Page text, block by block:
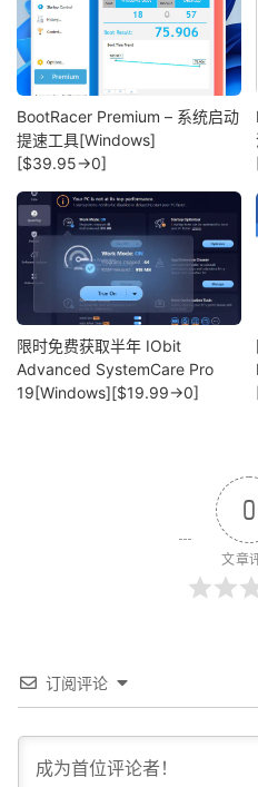
BootRacer Premium – 系统启动
提速工具[Windows]
[$39.95→0]
限时免费获取半年 IObit
Advanced SystemCare Pro
19[Windows][$19.99→0]
0
文章
订阅评论